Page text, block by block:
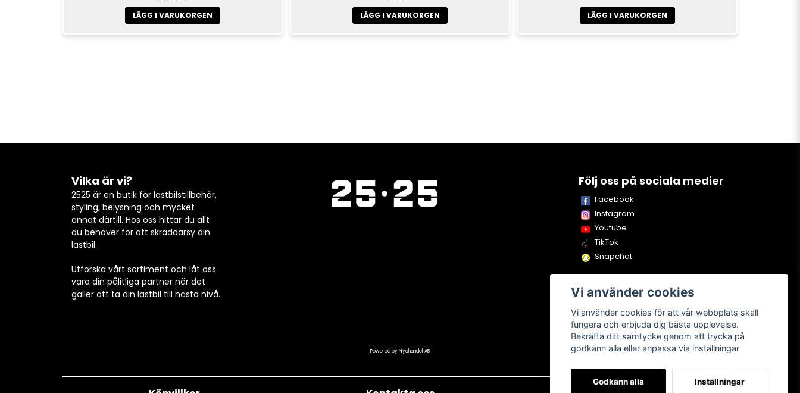
LÄGG I VARUKORGEN LÄGG I VARUKORGEN LÄGG I VARUKORGEN
Vilka är vi?
2525 är en butik för lastbilstillbehör,
styling, belysning och mycket
annat därtill. Hos oss hittar du allt
du behöver för att skräddarsy din
lastbil.
Utforska vårt sortiment och låt oss
vara din pålitliga partner när det
gäller att ta din lastbil till nästa nivå.
Följ oss på sociala medier
Facebook
Instagram
Youtube
TikTok
Snapchat
Powered by Nyehandel AB
Vi använder cookies
Vi använder cookies för att vår webbplats skall
fungera och erbjuda dig bästa upplevelse.
Bekräfta ditt samtycke genom att trycka på
godkänn alla eller anpassa via inställningar
Godkänn alla Inställningar